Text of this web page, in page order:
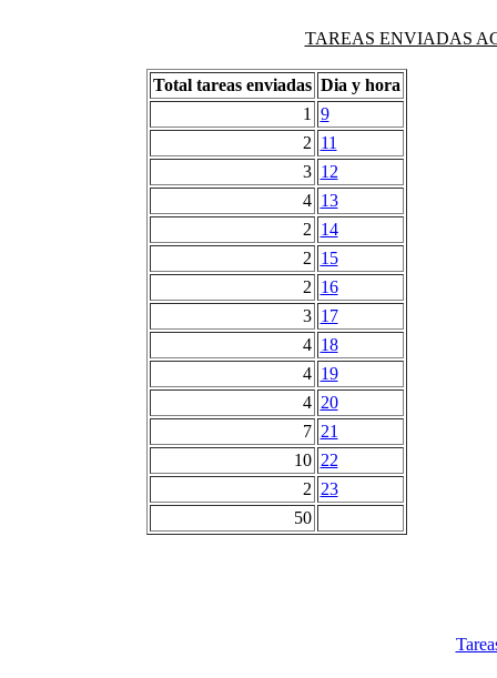
TAREAS ENVIADAS
Total tareas enviadas Dia y hora
1
9
2 11
3 12
4 13
2 14
2 15
2 16
3 17
4 18
4 19
4 20
7 21
10 22
2 23
50